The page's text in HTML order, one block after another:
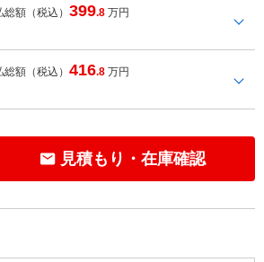
総額（税込）399.8 万円
総額（税込）416.8 万円
見積もり・在庫確認